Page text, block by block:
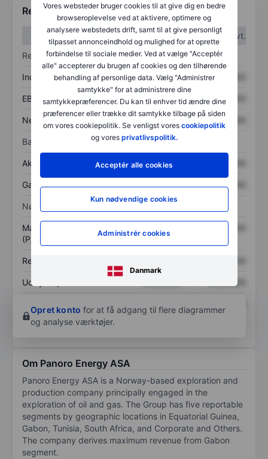
Vores websteder bruger cookies til at give dig en bedre
browseroplevelse ved at aktivere, optimere og
analysere webstedets drift, samt til at give personligt
tilpasset annonceindhold og mulighed for at oprette
forbindelse til sociale medier. Ved at vælge "Acceptér
alle" accepterer du brugen af cookies og den tilhørende
behandling af personlige data. Vælg "Administrer
samtykke" for at administrere dine
samtykkepræferencer. Du kan til enhver tid ændre dine
præferencer eller trække dit samtykke tilbage på siden
om vores cookiepolitik. Se venligst vores cookiepolitik
og vores privatlivspolitik.
Acceptér alle cookies
Kun nødvendige cookies
Administrér cookies
Danmark
Regnskabstal
1. kvt.
2. kvt.
Resultatopgørelse
Indtægter XXXXXXX XXXXXXX
EBITDA XXXXXXX XXXXXXX
Nettoresultat XXXXXXX
Balance
Aktiver i alt XXXXXXX
Gæld XXXXXXX XXXXXXX
Nøgletal
Markedsværdi/omsætning
(P/S)
Resultat pr. aktie (EPS)
Udbytte pr. aktie XXXXXXX
Opret konto for at få adgang til flere diagrammer
og analyse værktøjer.
Om Panoro Energy ASA
Panoro Energy ASA is a Norway-based exploration and
production company principally engaged in the
exploration of oil and gas. The Group has five reportable
segments by geographic locations in Equatorial Guinea,
Gabon, Tunisia, South Africa, and Corporate and Others.
The company derives maximum revenue from Gabon
segment.